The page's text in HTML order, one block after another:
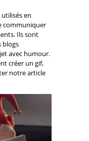
en
communiquer
Ils sont
blogs
avec humour.
créer un gif,
notre article